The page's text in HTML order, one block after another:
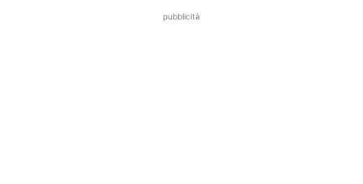
pubblicità